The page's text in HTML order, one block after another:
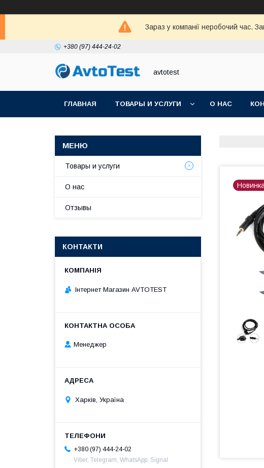
Зараз у компанії неробочий час.
+380 (97) 444-24-02
avtotest
ГЛАВНАЯ ТОВАРЫ И УСЛУГИ О НАС
Товары и услуги
О нас
Отзывы
КОНТАКТИ
Інтернет Магазин AVTOTEST
Менеджер
Харків, Україна
+380 (97) 444-24-02
Viber, Telegram, WhatsApp, Signal